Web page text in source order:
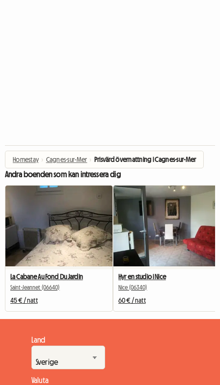
Homestay › Cagnes-sur-Mer › Prisvärd övernattning i Cagnes-sur-Mer
Andra boenden som kan intressera dig
La Cabane Au Fond Du Jardin
Saint-Jeannet (06640)
45 € / natt
Hyr en studio i Nice
Nice (06340)
60 € / natt
Land
Valuta